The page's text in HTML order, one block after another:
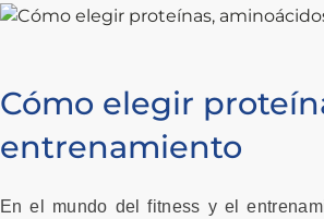
Cómo elegir
entrenamiento
En el mundo del fitness y el